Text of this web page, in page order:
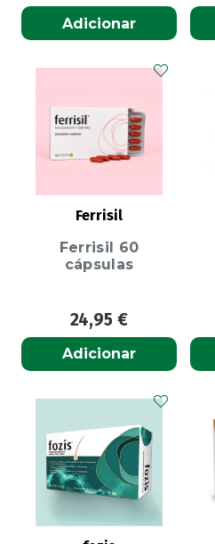
Adicionar
Ferrisil
Ferrisil 60
cápsulas
24,95 €
Adicionar